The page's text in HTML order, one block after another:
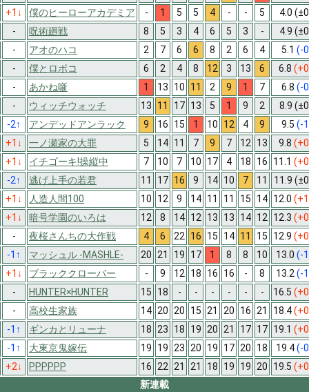
+1 ↓ 僕のヒーローアカデミア - 1 5 5 4 - - 5 4.0
- 呪術廻戦 8 5 3 4 6 5 3 - 4.9
- アオのハコ 2 7 6 6 8 2 6 4 5.1 (-
- 僕とロボコ 6 2 4 8 12 3 13 6 6.8
- あかね噺 1 13 10 11 2 9 1 7 6.8 (-
- ウィッチウォッチ 13 11 17 13 5 1 9 2 8.9
-2↑ アンデッドアンラック 9 16 15 1 10 12 4 9 9.5 (-
+1 ↓ 一ノ瀬家の大罪 5 14 11 7 9 7 12 13 9.8
+1 ↓ イチゴーキ!操縦中 7 10 7 10 17 4 18 16 11.1
-2↑ 逃げ上手の若君 11 17 16 9 14 10 7 11 11.9
+1 ↓ 人造人間100 10 12 9 14 11 11 15 14 12.0
+1 ↓ 暗号学園のいろは 12 8 14 12 13 13 14 12 12.3
- 夜桜さんちの大作戦 4 6 22 16 15 14 11 15 12.9
-1 ↑ マッシュル -MASHLE- 20 21 19 17 1 8 8 10 13.0 (-
+1 ↓ ブラッククローバー - 9 12 18 16 16 - 8 13.2 (-
- HUNTER×HUNTER 15 18 - - - - - - 16.5
- 高校生家族 14 20 20 15 21 20 16 21 18.4
-1 ↑ ギンカとリューナ 18 23 18 19 20 21 17 17 19.1
-1 ↑ 大東京鬼嫁伝 19 19 23 20 19 17 20 18 19.4(-
+2↓ PPPPPP 16 22 21 21 18 19 19 20 19.5
新連載